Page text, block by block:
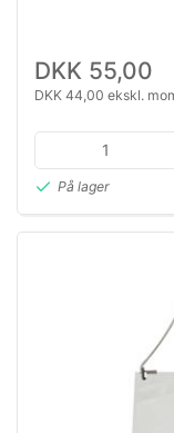
DKK 55,00
DKK 44,00 ekskl.
På lager